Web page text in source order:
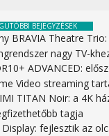
BEJEGYZÉSEK
BRAVIA Theatre
nagy TV-
ADVANCED:
Video streaming
TITAN Noir: a 4K
tagja
Display: fejlesztik az